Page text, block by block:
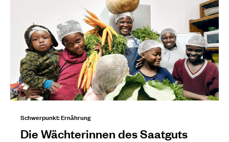
Schwerpunkt: Ernährung
Die Wächterinnen des Saatguts